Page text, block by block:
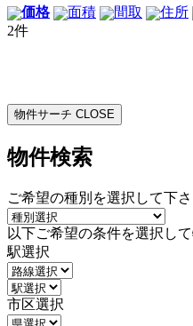
価格 面積 間取 住所
2件
物件サーチ CLOSE
物件検索
ご希望の種別を選択して下
以下ご希望の条件を選択し
駅選択
市区選択